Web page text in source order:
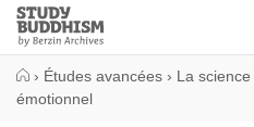
Close
Study
Buddhism
Home
› Études avancées › La science
émotionnel